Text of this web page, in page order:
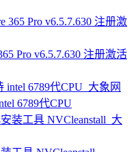
Pro v6.5.7.630 注册激活
6789代CPU